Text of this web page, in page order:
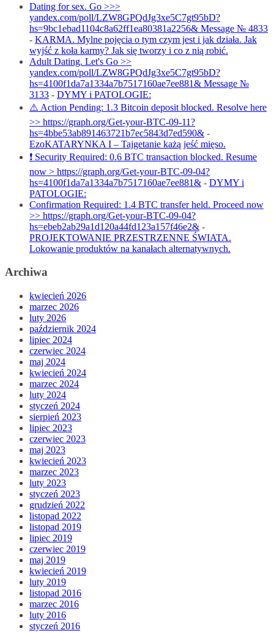
Dating for sex. Go >>>
yandex.com/poll/LZW8GPQdJg3xe5C7gt95bD?
hs=9bc1ebad1104c8a62ff1ea80381a2256& Message № 4833
- KARMA. Mylne pojęcia o tym czym jest i jak działa. Jak
wyjść z koła karmy? Jak się tworzy i co z nią robić.
Adult Dating. Let's Go >>
yandex.com/poll/LZW8GPQdJg3xe5C7gt95bD?
hs=4100f1da7a1334a7b7517160ae7ee881& Message №
3133 - DYMY i PATOLOGIE:
⚠️ Action Pending: 1.3 Bitcoin deposit blocked. Resolve here
>> https://graph.org/Get-your-BTC-09-11?
hs=4bbe53ab891463721b7ec5843d7ed590& -
EzoKATARYNKA I – Tajgetanie każą jeść mięso.
❗ Security Required: 0.6 BTC transaction blocked. Resume
now > https://graph.org/Get-your-BTC-09-04?
hs=4100f1da7a1334a7b7517160ae7ee881& - DYMY i
PATOLOGIE:
Confirmation Required: 1.4 BTC transfer held. Proceed now
>> https://graph.org/Get-your-BTC-09-04?
hs=ebeb2ab29a1d120a44fd123a157f46e2& -
PROJEKTOWANIE PRZESTRZENNE ŚWIATA.
Lokowanie produktów na kanałach alternatywnych.
Archiwa
kwiecień 2026
marzec 2026
luty 2026
październik 2024
lipiec 2024
czerwiec 2024
maj 2024
kwiecień 2024
marzec 2024
luty 2024
styczeń 2024
sierpień 2023
lipiec 2023
czerwiec 2023
maj 2023
kwiecień 2023
marzec 2023
luty 2023
styczeń 2023
grudzień 2022
listopad 2022
listopad 2019
lipiec 2019
czerwiec 2019
maj 2019
kwiecień 2019
luty 2019
listopad 2016
marzec 2016
luty 2016
styczeń 2016